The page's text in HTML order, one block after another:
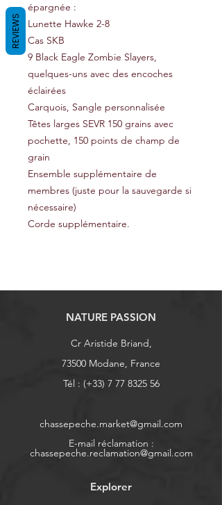
épargnée :
Lunette Hawke 2-8
Cas SKB
9 Black Eagle Zombie Slayers,
quelques-uns avec des encoches
éclairées
Carquois, Sangle personnalisée
Têtes larges SEVR 150 grains avec
pochette, 150 points de champ de
grain
Ensemble supplémentaire de
membres (juste pour la sauvegarde si
nécessaire)
Corde supplémentaire.
NATURE PASSION
Cr Aristide Briand,
73500 Modane, France
Tél : (+33) 7 77 8325 56
chassepeche.market@gmail.com
E-mail réclamation :
chassepeche.reclamation@gmail.com
Explorer
REVIEWS